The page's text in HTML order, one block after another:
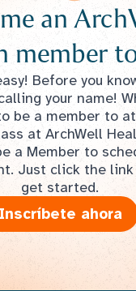
an
member
Before you
your name!
be a member to
at ArchWell
a Member to
Just click the
get started.
Inscríbete ahora